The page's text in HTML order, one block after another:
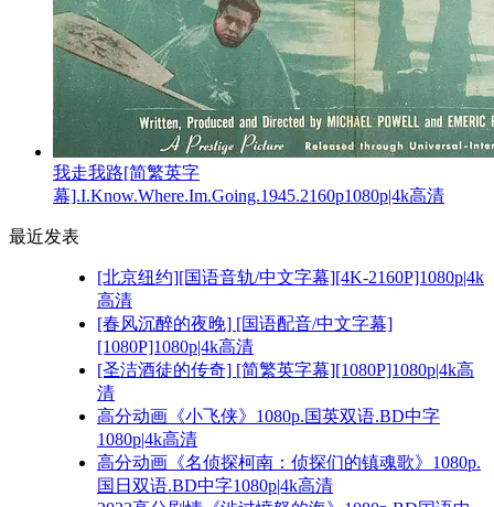
我走我路[简繁英字
幕].I.Know.Where.Im.Going.1945.2160p1080p|4k高清
最近发表
[北京纽约][国语音轨/中文字幕][4K-2160P]1080p|4k
高清
[春风沉醉的夜晚] [国语配音/中文字幕]
[1080P]1080p|4k高清
[圣洁酒徒的传奇] [简繁英字幕][1080P]1080p|4k高
清
高分动画《小飞侠》1080p.国英双语.BD中字
1080p|4k高清
高分动画《名侦探柯南：侦探们的镇魂歌》1080p.
国日双语.BD中字1080p|4k高清